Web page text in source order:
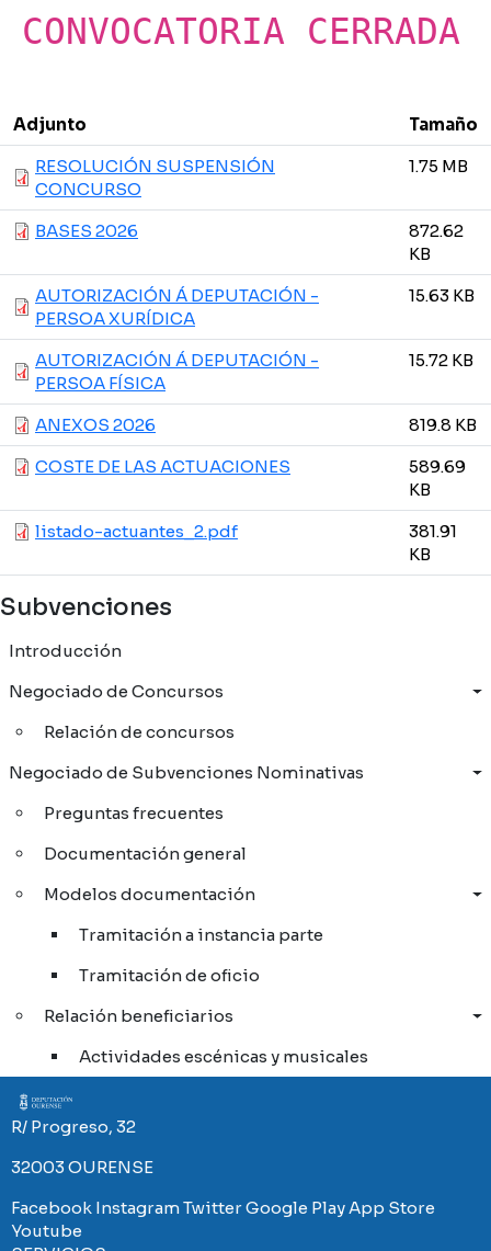
Subvenciones
Introducción
Negociado de Concursos
Relación de concursos
Negociado de Subvenciones Nominativas
Preguntas frecuentes
Documentación general
Modelos documentación
Tramitación a instancia parte
Tramitación de oficio
Relación beneficiarios
Actividades escénicas y musicales
CONVOCATORIA CERRADA
Adjunto
Tamaño
RESOLUCIÓN SUSPENSIÓN
CONCURSO
1.75 MB
BASES 2026
872.62
KB
AUTORIZACIÓN Á DEPUTACIÓN -
PERSOA XURÍDICA
15.63 KB
AUTORIZACIÓN Á DEPUTACIÓN -
PERSOA FÍSICA
15.72 KB
ANEXOS 2026
819.8 KB
COSTE DE LAS ACTUACIONES
589.69
KB
listado-actuantes_2.pdf
381.91
KB
Imaxe
R/ Progreso, 32
32003 OURENSE
Facebook InstagramTwitterGoogle Play App Store
Youtube